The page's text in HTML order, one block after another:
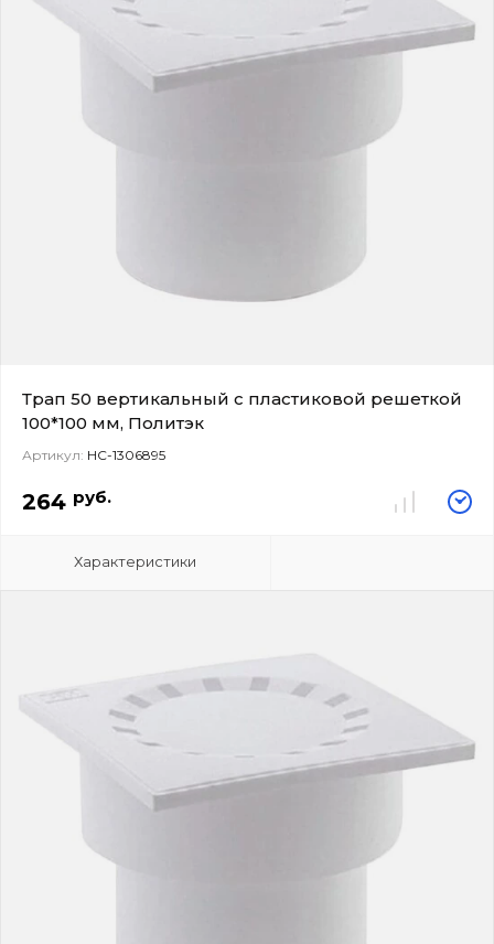
Трап 50 вертикальный с пластиковой решеткой
100*100 мм, Политэк
Артикул: НС-1306895
264 руб.
Характеристики